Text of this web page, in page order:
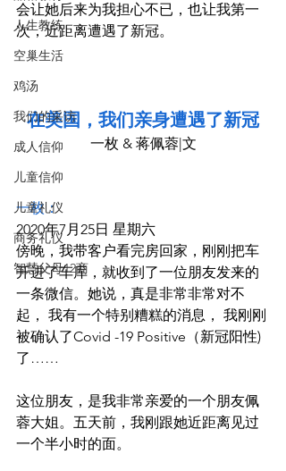
人生教练
空巢生活
鸡汤
我们的采访
成人信仰
儿童信仰
儿童礼仪
商务礼仪
智慧父母12商
会让她后来为我担心不已，也让我第一
次，近距离遭遇了新冠。
在美国，我们亲身遭遇了新冠
一枚 & 蒋佩蓉|文
一枚：
2020年7月25日 星期六
傍晚，我带客户看完房回家，刚刚把车
开进了车库，就收到了一位朋友发来的
一条微信。她说，真是非常非常对不
起， 我有一个特别糟糕的消息， 我刚刚
被确认了Covid -19 Positive（新冠阳性)
了……
这位朋友，是我非常亲爱的一个朋友佩
蓉大姐。五天前，我刚跟她近距离见过
一个半小时的面。